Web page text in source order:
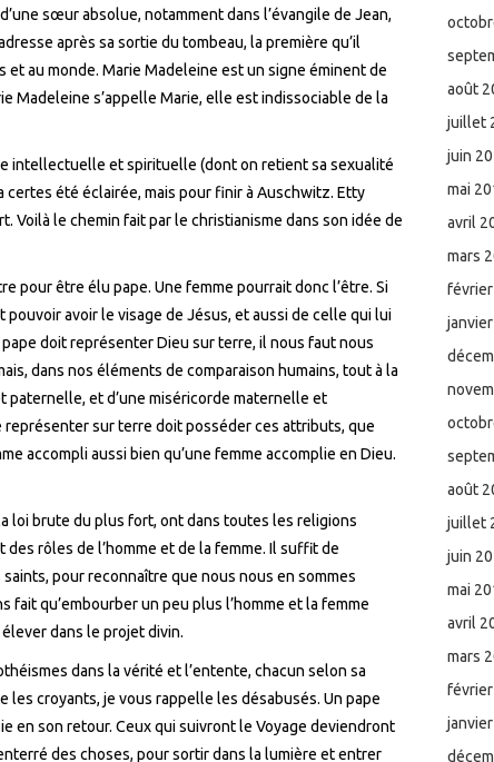
sœur absolue, notamment dans l’évangile de Jean,
après sa sortie du tombeau, la première qu’il
et au monde. Marie Madeleine est un signe éminent de
Madeleine s’appelle Marie, elle est indissociable de la
intellectuelle et spirituelle (dont on retient sa sexualité
certes été éclairée, mais pour finir à Auschwitz. Etty
Voilà le chemin fait par le christianisme dans son idée de
pour être élu pape. Une femme pourrait donc l’être. Si
avoir le visage de Jésus, et aussi de celle qui lui
doit représenter Dieu sur terre, il nous faut nous
dans nos éléments de comparaison humains, tout à la
paternelle, et d’une miséricorde maternelle et
sur terre doit posséder ces attributs, que
accompli aussi bien qu’une femme accomplie en Dieu.
loi brute du plus fort, ont dans toutes les religions
rôles de l’homme et de la femme. Il suffit de
pour reconnaître que nous nous en sommes
fait qu’embourber un peu plus l’homme et la femme
dans le projet divin.
dans la vérité et l’entente, chacun selon sa
les croyants, je vous rappelle les désabusés. Un pape
en son retour. Ceux qui suivront le Voyage deviendront
des choses, pour sortir dans la lumière et entrer
août
juillet
juin
mai
avril
mars
août
juillet
juin
mai
avril
mars